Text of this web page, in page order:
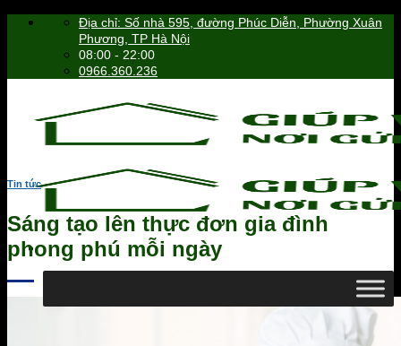
Skip
Địa chỉ: Số nhà 595, đường Phúc Diễn, Phường Xuân
Phương, TP Hà Nội
08:00 - 22:00
0966.360.236
Tin tức
Sáng tạo lên thực đơn gia đình
phong phú mỗi ngày